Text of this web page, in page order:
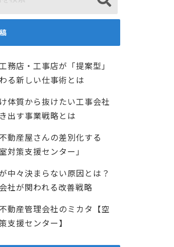
務店・工事店が「提案型」
る新しい仕事術とは
体質から抜けたい工事会社
出す事業戦略とは
動産屋さんの差別化する
対策支援センター」
中々決まらない原因とは？
社が関われる改善戦略
動産管理会社のミカタ【空
支援センター】